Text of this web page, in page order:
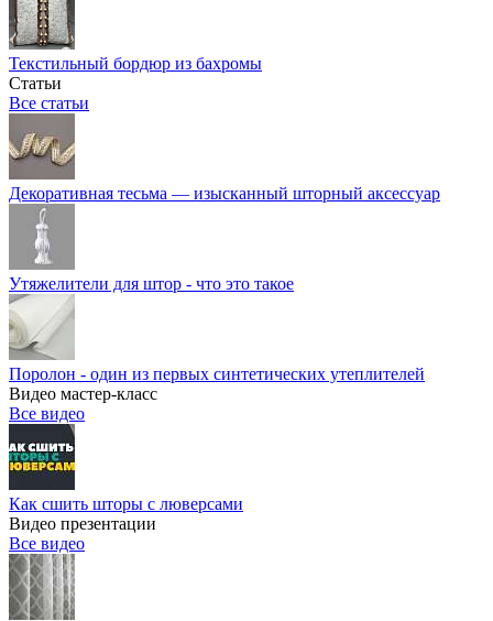
Текстильный бордюр из бахромы
Статьи
Все статьи
Декоративная тесьма — изысканный шторный аксессуар
Утяжелители для штор - что это такое
Поролон - один из первых синтетических утеплителей
Видео мастер-класс
Все видео
Как сшить шторы с люверсами
Видео презентации
Все видео